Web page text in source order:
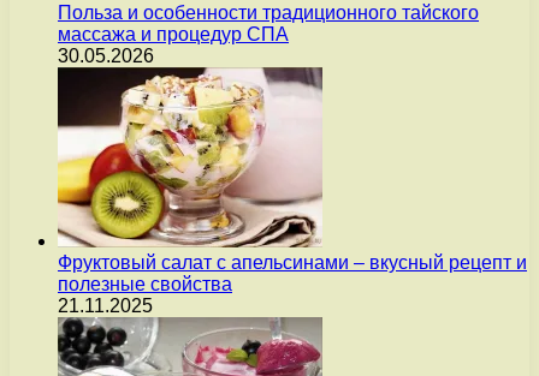
Польза и особенности традиционного тайского
массажа и процедур СПА
30.05.2026
Фруктовый салат с апельсинами – вкусный рецепт и
полезные свойства
21.11.2025